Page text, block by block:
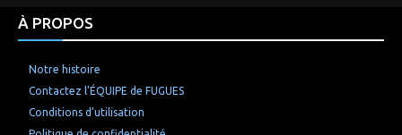
À PROPOS
Notre histoire
Contactez l’ÉQUIPE de FUGUES
Conditions d’utilisation